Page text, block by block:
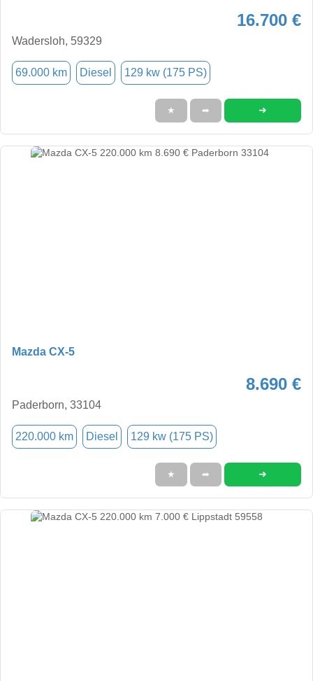
16.700 €
Wadersloh, 59329
69.000 km Diesel 129 kw (175 PS)
★ ➦ ➜
Mazda CX-5
8.690 €
Paderborn, 33104
220.000 km Diesel 129 kw (175 PS)
★ ➦ ➜